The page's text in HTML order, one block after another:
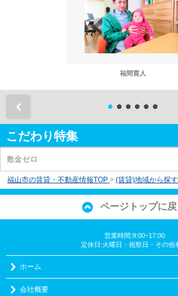
福間寛人
こだわり特集
敷金ゼロ
福山市の賃貸・不動産情報TOP > (賃貸)地域から探す
ページトップに戻
営業時間:9:00~17:00
定休日:火曜日・祝祭日・その他
ホーム
会社概要